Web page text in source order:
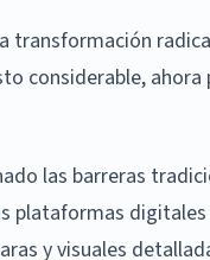
transformación
considerable,
las barreras
plataformas
y visuales